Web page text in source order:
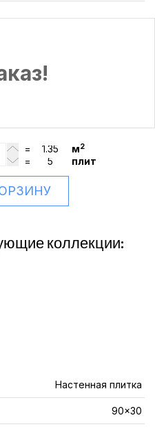
= м2
= плит
коллекции:
Настенная плитка
90x30